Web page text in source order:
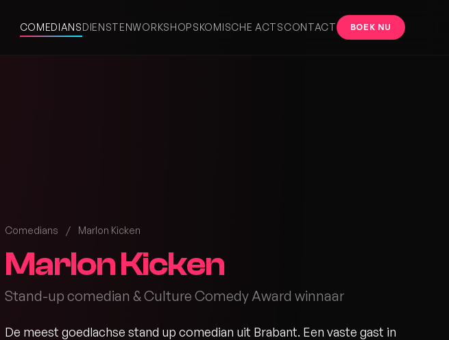
COMEDIANSDIENSTENWORKSHOPSKOMISCHE ACTSCONTACT BOEK NU
Comedians / Marlon Kicken
Marlon Kicken
Stand-up comedian & Culture Comedy Award winnaar
De meest goedlachse stand up comedian uit Brabant. Een vaste gast in